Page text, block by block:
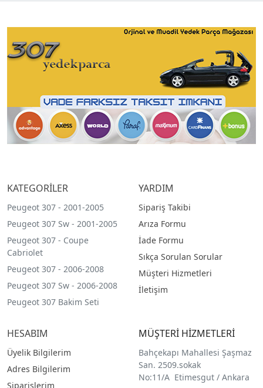
KATEGORİLER
Peugeot 307 - 2001-2005
Peugeot 307 Sw - 2001-2005
Peugeot 307 - Coupe
Cabriolet
Peugeot 307 - 2006-2008
Peugeot 307 Sw - 2006-2008
Peugeot 307 Bakim Seti
YARDIM
Sipariş Takibi
Arıza Formu
İade Formu
Sıkça Sorulan Sorular
Müşteri Hizmetleri
İletişim
HESABIM
Üyelik Bilgilerim
Adres Bilgilerim
Siparişlerim
MÜŞTERİ HİZMETLERİ
Bahçekapı Mahallesi Şaşmaz
San. 2509.sokak
No:11/A Etimesgut / Ankara